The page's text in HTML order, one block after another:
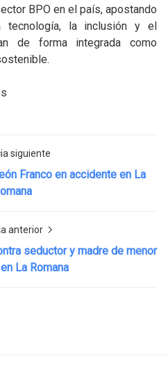
BPO en el país, apostando
tecnología, la inclusión y el
de forma integrada como
siguiente
Franco en accidente en La
anterior
seductor y madre de menor
La Romana